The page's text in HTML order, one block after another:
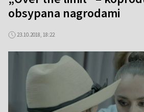
obsypana nagrodami
23.10.2018, 18:22